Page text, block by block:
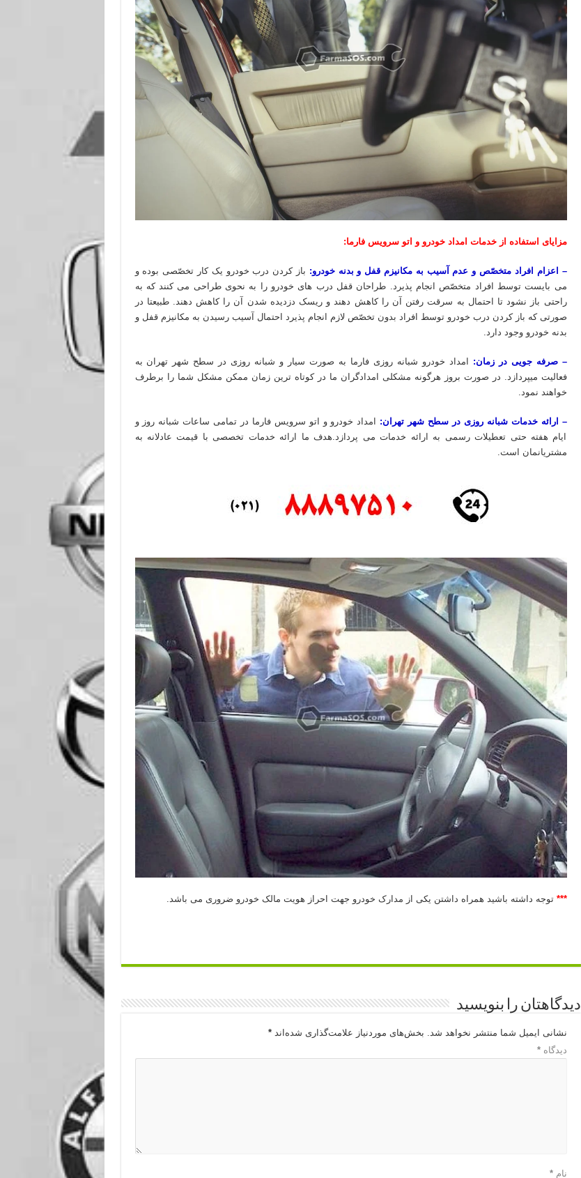
مزایای استفاده از خدمات امداد خودرو و اتو سرویس فارما:
– اعزام افراد متخصّص و عدم آسیب به مکانیزم قفل و بدنه خودرو: باز کردن درب خودرو یک کار تخصّصی بوده و
می بایست توسط افراد متخصّص انجام پذیرد. طراحان قفل درب های خودرو را به نحوی طراحی می کنند که به
راحتی باز نشود تا احتمال به سرقت رفتن آن را کاهش دهند و ریسک دزدیده شدن آن را کاهش دهند. طبیعتا در
صورتی که باز کردن درب خودرو توسط افراد بدون تخصّص لازم انجام پذیرد احتمال آسیب رسیدن به مکانیزم قفل و
بدنه خودرو وجود دارد.
– صرفه جویی در زمان:
امداد خودرو شبانه روزی فارما به صورت سیار و شبانه روزی در سطح شهر تهران به
فعالیت میپردازد. در صورت بروز هرگونه مشکلی امدادگران ما در کوتاه ترین زمان ممکن مشکل شما را برطرف
خواهند نمود.
– ارائه خدمات شبانه روزی در سطح شهر تهران: امداد خودرو و اتو سرویس فارما در تمامی ساعات شبانه روز و
ایام هفته حتی تعطیلات رسمی به ارائه خدمات می پردازد.هدف ما ارائه خدمات تخصصی با قیمت عادلانه به
مشتریانمان است.
***توجه داشته باشید همراه داشتن یکی از مدارک خودرو جهت احراز هویت مالک خودرو ضروری می باشد.
دیدگاهتان را بنویسید
نشانی ایمیل شما منتشر نخواهد شد. بخش‌های موردنیاز علامت‌گذاری شده‌اند*
دیدگاه*
نام*